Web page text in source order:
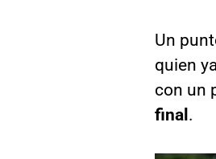
Un
quien
con un
final .